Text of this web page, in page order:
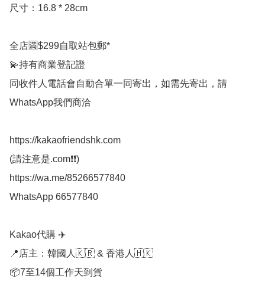
尺寸：16.8 * 28cm
全店🈵$299自取站包郵*
💫持有商業登記證
同收件人電話會自動合單一同寄出，如需先寄出，請
WhatsApp我們商洽
https://kakaofriendshk.com
(請注意是.com❗❗)
https://wa.me/85266577840
WhatsApp 66577840
Kakao代購 ✈️
📍店主：韓國人🇰🇷 & 香港人🇭🇰
📦7至14個工作天到貨